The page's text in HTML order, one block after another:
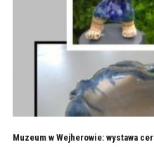
Muzeum w Wejherowie: wystawa